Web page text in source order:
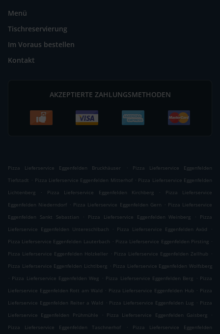
Menü
Tischreservierung
Im Voraus bestellen
Kontakt
AKZEPTIERTE ZAHLUNGSMETHODEN
Pizza Lieferservice Eggenfelden Bruckhäuser .
Pizza Lieferservice Eggenfelden
Tiefstadt . Pizza Lieferservice Eggenfelden Mitterhof . Pizza Lieferservice Eggenfelden
Lichtenberg
. Pizza Lieferservice Eggenfelden Kirchberg .
Pizza Lieferservice
Eggenfelden Niederndorf . Pizza Lieferservice Eggenfelden Gern . Pizza Lieferservice
Eggenfelden Sankt Sebastian
. Pizza Lieferservice Eggenfelden Weinberg .
Pizza
Lieferservice Eggenfelden Untereschlbach
. Pizza Lieferservice Eggenfelden Axöd
.
Pizza Lieferservice Eggenfelden Lauterbach . Pizza Lieferservice Eggenfelden Pirsting .
Pizza Lieferservice Eggenfelden Holzkeller . Pizza Lieferservice Eggenfelden Zellhub .
Pizza Lieferservice Eggenfelden Lichtlberg . Pizza Lieferservice Eggenfelden Wolfsberg
. Pizza Lieferservice Eggenfelden Weg . Pizza Lieferservice Eggenfelden Berg . Pizza
Lieferservice Eggenfelden Rott am Wald . Pizza Lieferservice Eggenfelden Hub . Pizza
Lieferservice Eggenfelden Reiter a Wald . Pizza Lieferservice Eggenfelden Lug . Pizza
Lieferservice Eggenfelden Prühmühle
. Pizza Lieferservice Eggenfelden Gaisberg
.
Pizza Lieferservice Eggenfelden Taschnerhof
.
Pizza Lieferservice Eggenfelden